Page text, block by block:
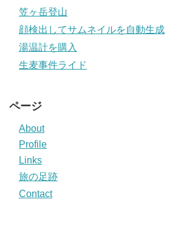
笠ヶ岳登山
顔検出してサムネイルを自動生成
湯温計を購入
生麦事件ライド
ページ
About
Profile
Links
旅の足跡
Contact